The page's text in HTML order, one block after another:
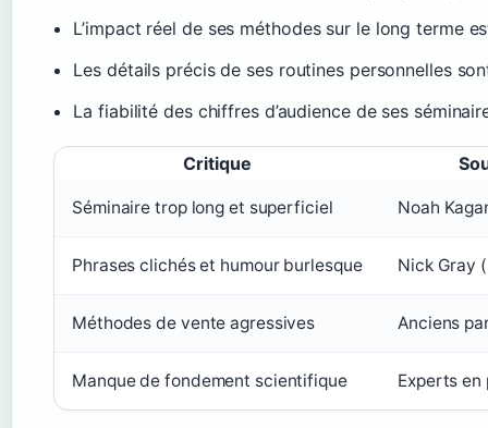
L’impact réel de ses méthodes sur le long terme
Les détails précis de ses routines personnelles
La fiabilité des chiffres d’audience de ses
Critique
Séminaire trop long et superficiel Noah
Phrases clichés et humour burlesque Nick Gray
Méthodes de vente agressives Anciens
Manque de fondement scientifique Experts en